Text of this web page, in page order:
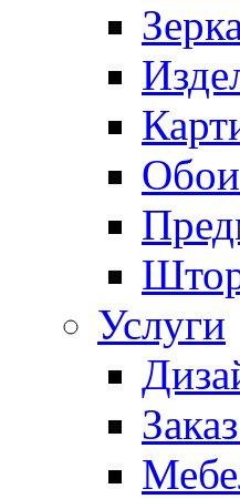
Услуги